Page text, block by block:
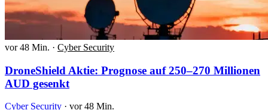
vor 48 Min. · Cyber Security
DroneShield Aktie: Prognose auf 250–270 Millionen
AUD gesenkt
Cyber Security · vor 48 Min.